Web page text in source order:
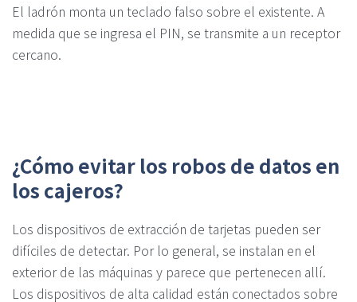
El ladrón monta un teclado falso sobre el existente. A
medida que se ingresa el PIN, se transmite a un receptor
cercano.
¿Cómo evitar los robos de datos en
los cajeros?
Los dispositivos de extracción de tarjetas pueden ser
difíciles de detectar. Por lo general, se instalan en el
exterior de las máquinas y parece que pertenecen allí.
Los dispositivos de alta calidad están conectados sobre